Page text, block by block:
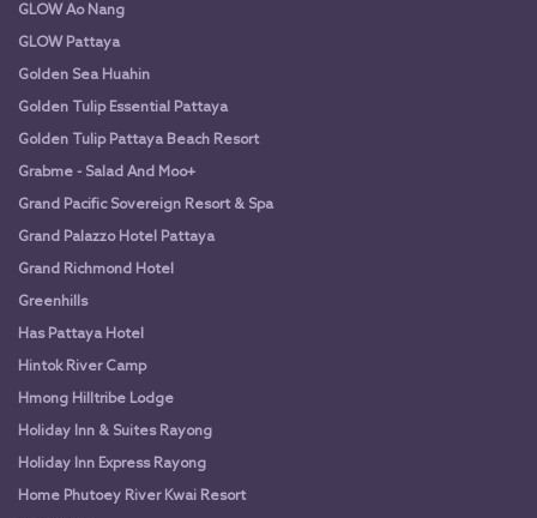
GLOW Ao Nang
GLOW Pattaya
Golden Sea Huahin
Golden Tulip Essential Pattaya
Golden Tulip Pattaya Beach Resort
Grabme - Salad And Moo+
Grand Pacific Sovereign Resort & Spa
Grand Palazzo Hotel Pattaya
Grand Richmond Hotel
Greenhills
Has Pattaya Hotel
Hintok River Camp
Hmong Hilltribe Lodge
Holiday Inn & Suites Rayong
Holiday Inn Express Rayong
Home Phutoey River Kwai Resort